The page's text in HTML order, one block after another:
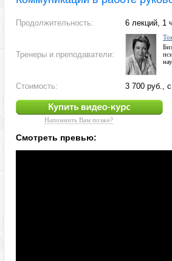
Продолжительность: 6 лекций, 1
Тренеры и преподаватели:
Стоимость: 3 700 руб.,
Напомнить Вам позже?
Смотреть превью: